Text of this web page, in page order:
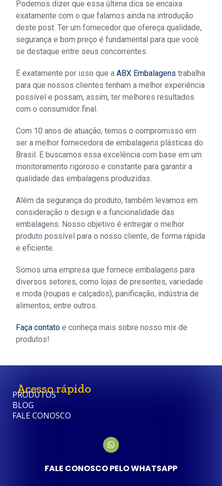
Podemos dizer que essa última dica se encaixa
exatamente com o que falamos ainda na introdução
deste post. Ter um fornecedor que ofereça qualidade,
segurança e bom preço é fundamental para que você
se destaque entre seus concorrentes.
É exatamente por isso que aABX Embalagens trabalha
para que nossos clientes tenham a melhor experiência
possível e possam, assim, ter melhores resultados
com o consumidor final.
Com 10 anos de atuação, temos o compromisso em
ser a melhor fornecedora de embalagens plásticas do
Brasil. E buscamos essa excelência com base em um
monitoramento rigoroso e constante para garantir a
qualidade das embalagens produzidas.
Além da segurança do produto, também levamos em
consideração o design e a funcionalidade das
embalagens. Nosso objetivo é entregar o melhor
produto possível para o nosso cliente, de forma rápida
e eficiente.
Somos uma empresa que fornece embalagens para
diversos setores, como lojas de presentes, variedade
e moda (roupas e calçados), panificação, indústria de
alimentos, entre outros.
Faça contato e conheça mais sobre nosso mix de
produtos!
Acesso rápido
PRODUTOS
BLOG
FALE CONOSCO
FALE CONOSCO PELO WHATSAPP